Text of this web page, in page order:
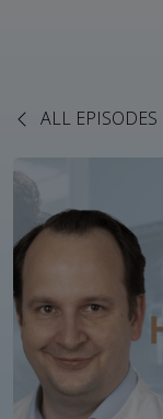
ALL EPISODES